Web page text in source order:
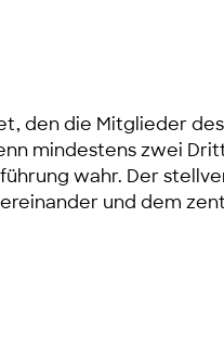
den die Mitglieder
mindestens zwei
wahr. Der
und dem